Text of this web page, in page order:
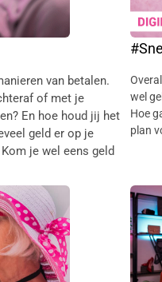
van betalen.
of met je
En hoe houd jij het
geld er op je
je wel eens geld
wel
Hoe
plan